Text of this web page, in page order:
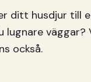
ditt husdjur till
väggar?
också.